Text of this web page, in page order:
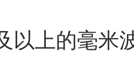
以上的毫米